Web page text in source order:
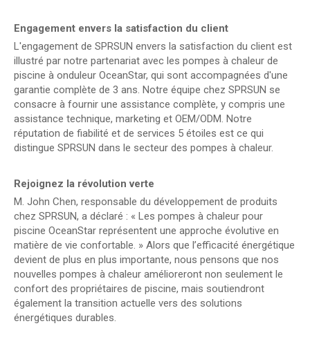
Engagement envers la satisfaction du client
L'engagement de SPRSUN envers la satisfaction du client est
illustré par notre partenariat avec les pompes à chaleur de
piscine à onduleur OceanStar, qui sont accompagnées d'une
garantie complète de 3 ans. Notre équipe chez SPRSUN se
consacre à fournir une assistance complète, y compris une
assistance technique, marketing et OEM/ODM. Notre
réputation de fiabilité et de services 5 étoiles est ce qui
distingue SPRSUN dans le secteur des pompes à chaleur.
Rejoignez la révolution verte
M. John Chen, responsable du développement de produits
chez SPRSUN, a déclaré : « Les pompes à chaleur pour
piscine OceanStar représentent une approche évolutive en
matière de vie confortable. » Alors que l’efficacité énergétique
devient de plus en plus importante, nous pensons que nos
nouvelles pompes à chaleur amélioreront non seulement le
confort des propriétaires de piscine, mais soutiendront
également la transition actuelle vers des solutions
énergétiques durables.